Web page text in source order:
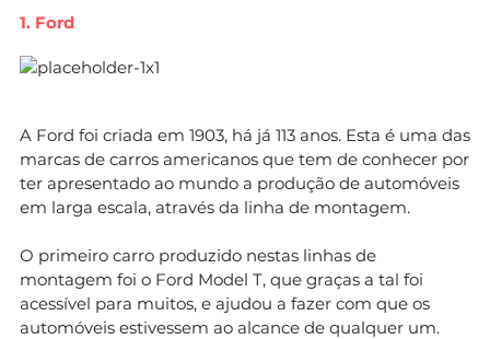
1. Ford
A Ford foi criada em 1903, há já 113 anos. Esta é uma das
marcas de carros americanos que tem de conhecer por
ter apresentado ao mundo a produção de automóveis
em larga escala, através da linha de montagem.
O primeiro carro produzido nestas linhas de
montagem foi o Ford Model T, que graças a tal foi
acessível para muitos, e ajudou a fazer com que os
automóveis estivessem ao alcance de qualquer um.